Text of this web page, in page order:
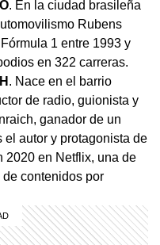
. En la ciudad brasileña
Rubens
1 entre 1993 y
en 322 carreras.
. Nace en el barrio
de radio, guionista y
ganador de un
el autor y protagonista de
2020 en Netflix, una de
de contenidos por